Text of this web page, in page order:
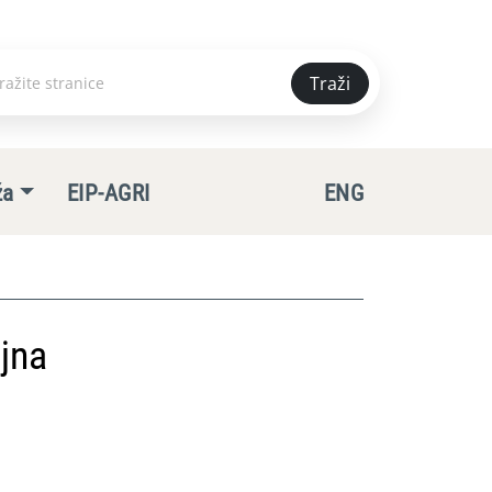
Traži
EIP-AGRI ENG